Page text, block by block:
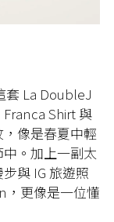
套 La DoubleJ
Shirt 與
像是春夏中輕
。加上一副太
與 IG 旅遊照
，更像是一位懂